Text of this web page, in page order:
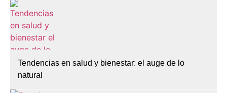
Tendencias en salud y bienestar: el auge de lo
natural